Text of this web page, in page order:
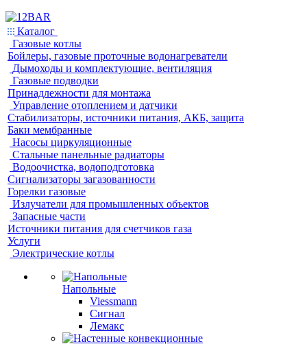
Каталог
Газовые котлы
Бойлеры, газовые проточные водонагреватели
Дымоходы и комплектующие, вентиляция
Газовые подводки
Принадлежности для монтажа
Управление отоплением и датчики
Стабилизаторы, источники питания, АКБ, защита
Баки мембранные
Насосы циркуляционные
Стальные панельные радиаторы
Водоочистка, водоподготовка
Сигнализаторы загазованности
Горелки газовые
Излучатели для промышленных объектов
Запасные части
Источники питания для счетчиков газа
Услуги
Электрические котлы
Напольные
Viessmann
Сигнал
Лемакс